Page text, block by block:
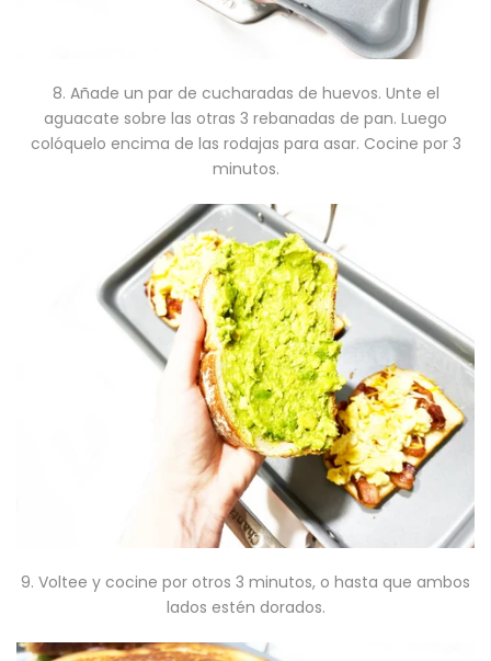
8. Añade un par de cucharadas de huevos. Unte el
aguacate sobre las otras 3 rebanadas de pan. Luego
colóquelo encima de las rodajas para asar. Cocine por 3
minutos.
9. Voltee y cocine por otros 3 minutos, o hasta que ambos
lados estén dorados.